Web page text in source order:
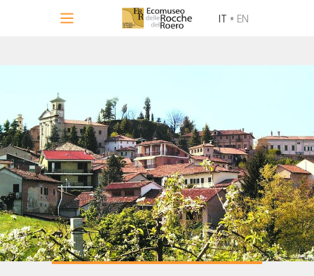
IT • EN